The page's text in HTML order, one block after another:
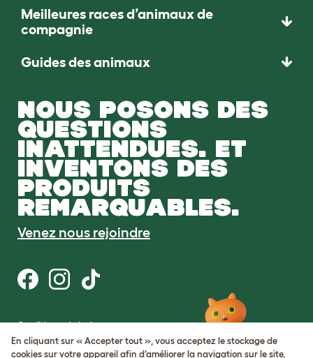
Meilleures races d’animaux de
compagnie
Guides des animaux
NOUS POSONS DES
QUESTIONS
INATTENDUES. ET
INVENTONS DES
PRODUITS
REMARQUABLES.
Venez nous rejoindre
Conditions générales
Protection de la vie privée et cookies
Cookie Settings
En cliquant sur « Accepter tout », vous acceptez le stockage de
cookies sur votre appareil afin d’améliorer la navigation sur le site,